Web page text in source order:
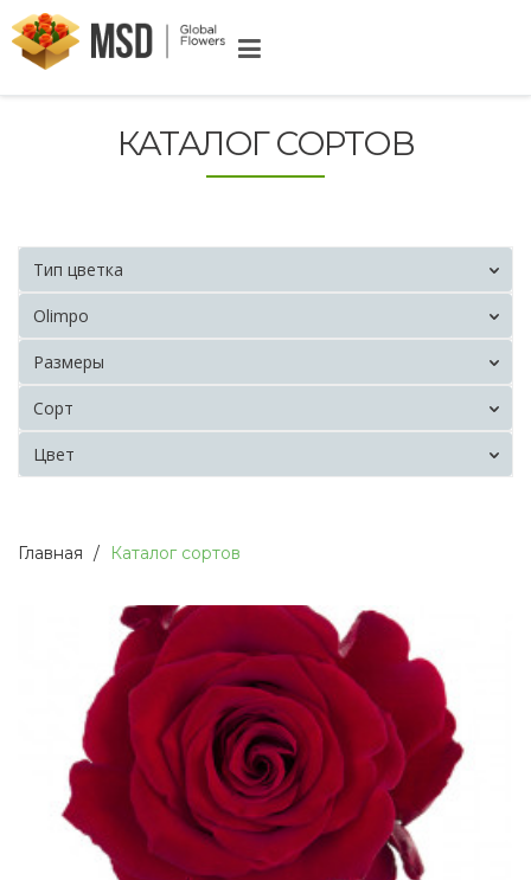
КАТАЛОГ СОРТОВ
Тип цветка
Olimpo
Размеры
Сорт
Цвет
Главная Каталог сортов